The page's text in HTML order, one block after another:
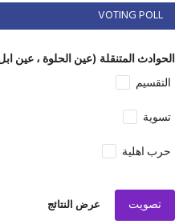
VOTING POLL
الحوادث المتنقلة (عين الحلوة ، عين
التقسيم
تسوية
حرب اهلية
تصويت عرض النتائج